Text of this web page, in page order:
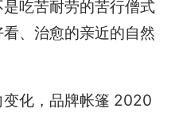
吃苦耐劳的苦行僧式
、治愈的亲近的自然
化，品牌帐篷 2020